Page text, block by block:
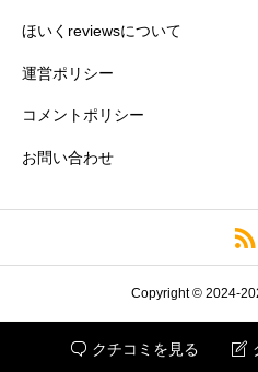
クチコミのタイトル
※園の評価がわかりやすいタイト
クチコミ内容 必須
ほいくreviewsについて
運営ポリシー
コメントポリシー
お問い合わせ
Copyright © 2024-
 クチコミを見る 